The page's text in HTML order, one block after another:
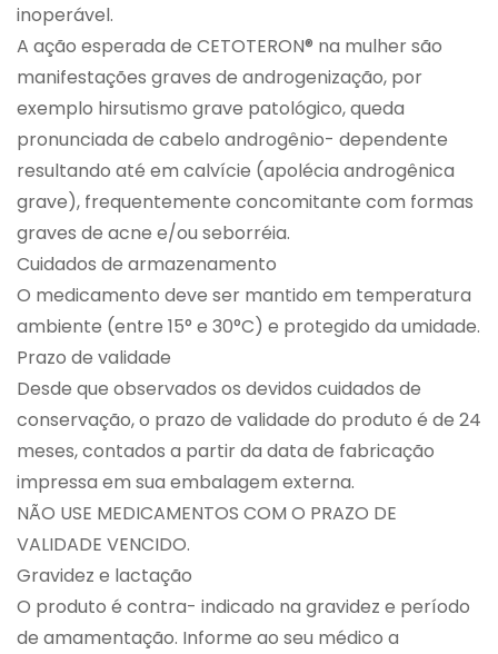
inoperável.
A ação esperada de CETOTERON® na mulher são
manifestações graves de androgenização, por
exemplo hirsutismo grave patológico, queda
pronunciada de cabelo androgênio- dependente
resultando até em calvície (apolécia androgênica
grave), frequentemente concomitante com formas
graves de acne e/ou seborréia.
Cuidados de armazenamento
O medicamento deve ser mantido em temperatura
ambiente (entre 15° e 30°C) e protegido da umidade.
Prazo de validade
Desde que observados os devidos cuidados de
conservação, o prazo de validade do produto é de 24
meses, contados a partir da data de fabricação
impressa em sua embalagem externa.
NÃO USE MEDICAMENTOS COM O PRAZO DE
VALIDADE VENCIDO.
Gravidez e lactação
O produto é contra- indicado na gravidez e período
de amamentação. Informe ao seu médico a